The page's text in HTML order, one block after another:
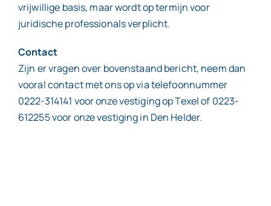
vrijwillige basis, maar wordt op termijn voor
juridische professionals verplicht.
Contact
Zijn er vragen over bovenstaand bericht, neem dan
vooral contact met ons op via telefoonnummer
0222-314141 voor onze vestiging op Texel of 0223-
612255 voor onze vestiging in Den Helder.